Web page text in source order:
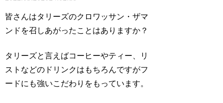
皆さんはタリーズのクロワッサン・ザマ
ンド を召しあがったことはありますか？
タリーズと言えばコーヒーやティー、リ
ストなどのドリンクはもちろんですがフ
ードにも強いこだわりをもっています。